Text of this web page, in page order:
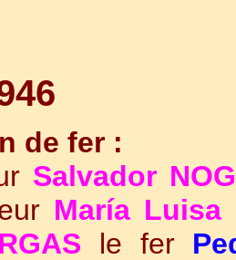
de fer :
Salvador
María Luisa
le fer